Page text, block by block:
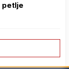
petlje